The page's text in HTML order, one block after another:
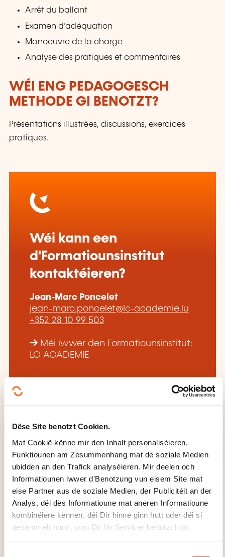
Dëse Site benotzt Cookien.
Mat Cookië kënne mir den Inhalt personaliséieren,
Funktiounen am Zesummenhang mat de soziale Medien
ubidden an den Trafick analyséieren. Mir deelen och
Informatiounen iwwer d'Benotzung vun eisem Site mat
eise Partner aus de soziale Medien, der Publicitéit an der
Analys, déi dës Informatioune mat aneren Informatioune
kombinéiere kënnen, déi Dir hinne ginn hutt oder déi si
gesammelt hunn, wou Dir hir Servicer benotzt hutt.
Arrêt du ballant
Examen d’adéquation
Manoeuvre de la charge
Analyse des pratiques et commentaires
WÉI ENG PEDAGOGESCH
METHODE GI BENOTZT?
Présentations illustrées, discussions, exercices
pratiques.
Wéi kann een
d'Formatiounsinstitut
kontaktéieren?
Jean-Marc Poncelet
jean-marc.poncelet@lc-academie.lu
+352 28 10 99 503
Méi iwwer den Formatiounsinstitut:
LC ACADEMIE
DËS FORMATIOUNE KÉINTEN
IECH INTERESSÉIEREN
DE